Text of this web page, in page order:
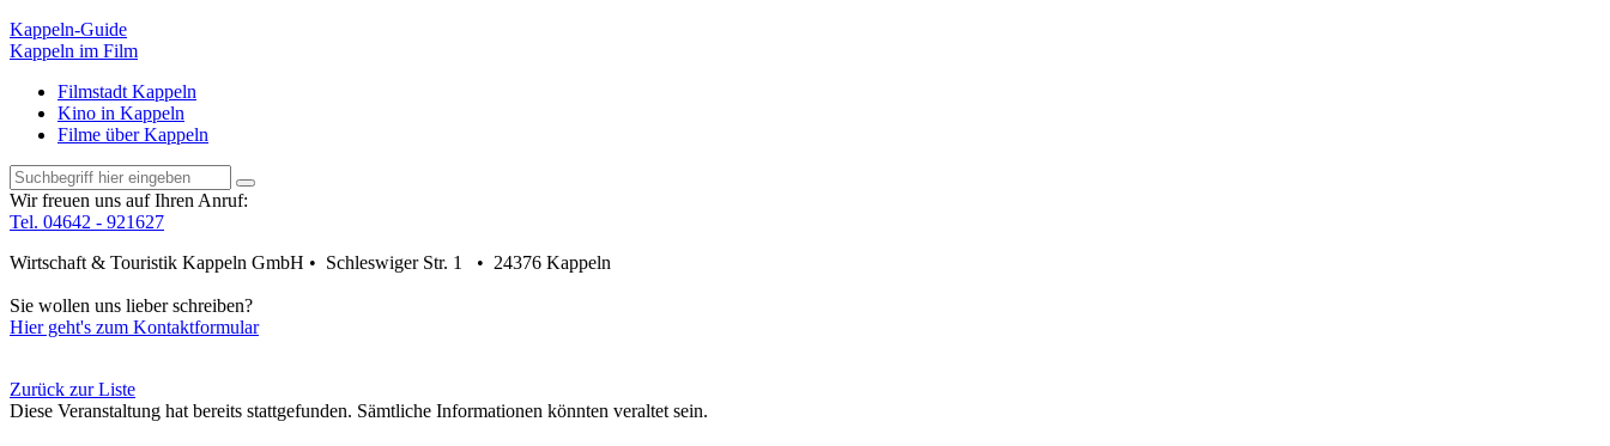
Kappeln-Guide
Kappeln im Film
Filmstadt Kappeln
Kino in Kappeln
Filme über Kappeln
Wir freuen uns auf Ihren Anruf:
Tel. 04642 - 921627
Wirtschaft & Touristik Kappeln GmbH • Schleswiger Str. 1 • 24376 Kappeln
Sie wollen uns lieber schreiben?
Hier geht's zum Kontaktformular
Zurück zur Liste
Diese Veranstaltung hat bereits stattgefunden. Sämtliche Informationen könnten veraltet sein.